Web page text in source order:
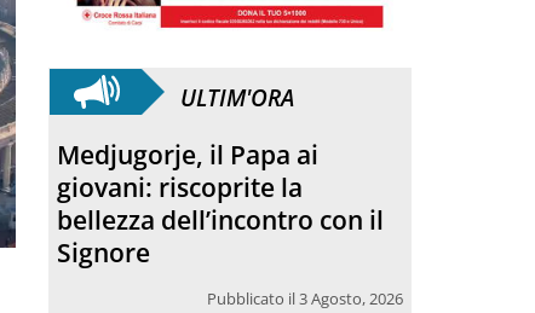
ULTIM'ORA
Medjugorje, il Papa ai
giovani: riscoprite la
bellezza dell’incontro con il
Signore
Pubblicato il 3 Agosto, 2026